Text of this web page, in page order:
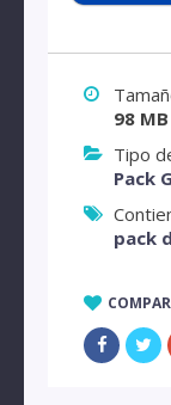
98 MB
Tipo
Pack
pack